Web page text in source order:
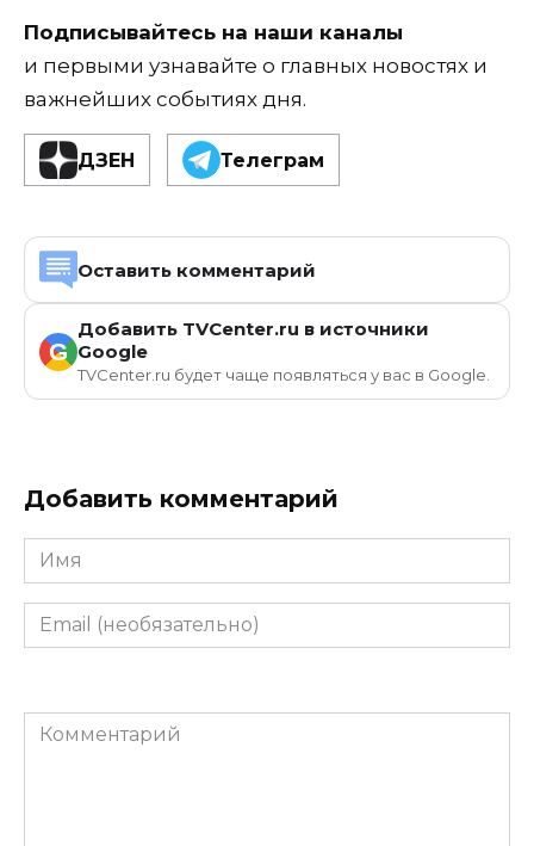
Подписывайтесь на наши каналы
и первыми узнавайте о главных новостях и
важнейших событиях дня.
ДЗЕН Телеграм
Оставить комментарий
G
Добавить TVCenter.ru в источники
Google
TVCenter.ru будет чаще появляться у вас в Google.
Добавить комментарий
Имя
Email
(необязательно)
Комментарий